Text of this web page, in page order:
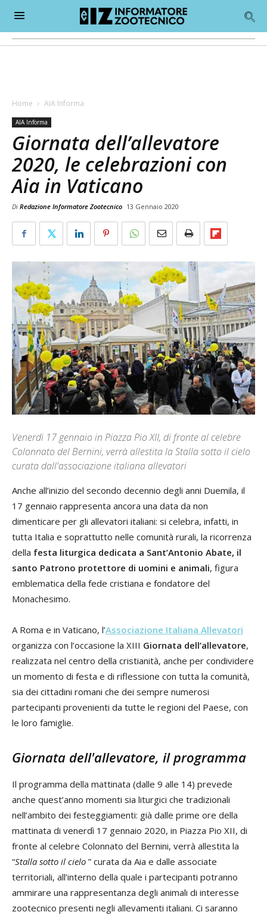
Home AIA Informa
AIA Informa
Giornata dell’allevatore
2020, le celebrazioni con
Aia in Vaticano
Di Redazione Informatore Zootecnico 13 Gennaio 2020
Venerdì 17 gennaio in Piazza Pio XII, di fronte al celebre
Colonnato del Bernini, verrà allestita la Stalla sotto il cielo
curata dall'associazione italiana allevatori
Anche all’inizio del secondo decennio degli anni Duemila, il
17 gennaio rappresenta ancora una data da non
dimenticare per gli allevatori italiani: si celebra, infatti, in
tutta Italia e soprattutto nelle comunità rurali, la ricorrenza
della festa liturgica dedicata a Sant’Antonio Abate, il
santo Patrono protettore di uomini e animali, figura
emblematica della fede cristiana e fondatore del
Monachesimo.
A Roma e in Vaticano, l’Associazione Italiana Allevatori
organizza con l’occasione la XIII Giornata dell’allevatore,
realizzata nel centro della cristianità, anche per condividere
un momento di festa e di riflessione con tutta la comunità,
sia dei cittadini romani che dei sempre numerosi
partecipanti provenienti da tutte le regioni del Paese, con
le loro famiglie.
Giornata dell'allevatore, il programma
Il programma della mattinata (dalle 9 alle 14) prevede
anche quest’anno momenti sia liturgici che tradizionali
nell’ambito dei festeggiamenti: già dalle prime ore della
mattinata di venerdì 17 gennaio 2020, in Piazza Pio XII, di
fronte al celebre Colonnato del Bernini, verrà allestita la
“Stalla sotto il cielo ” curata da Aia e dalle associate
territoriali, all’interno della quale i partecipanti potranno
ammirare una rappresentanza degli animali di interesse
zootecnico presenti negli allevamenti italiani. Ci saranno